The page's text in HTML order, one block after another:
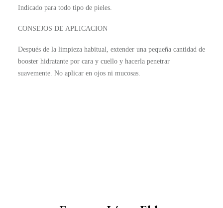
Indicado para todo tipo de pieles.
CONSEJOS DE APLICACION
Después de la limpieza habitual, extender una pequeña cantidad de
booster hidratante por cara y cuello y hacerla penetrar
suavemente. No aplicar en ojos ni mucosas.